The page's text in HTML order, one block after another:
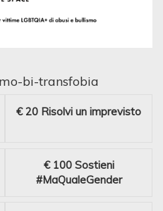
bi-transfobia
€ 20 Risolvi un imprevisto
€ 100 Sostieni
#MaQualeGender